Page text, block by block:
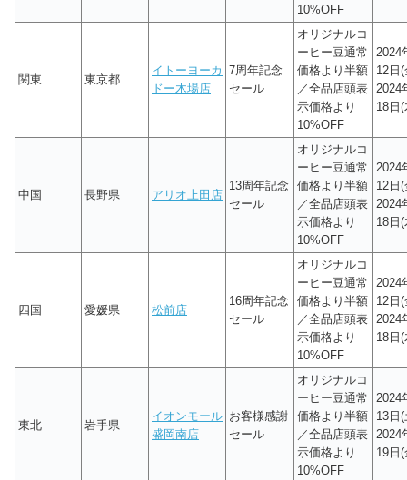
10%OFF
関東 東京都
イトーヨーカ
ドー木場店
7周年記念
セール
オリジナルコ
ーヒー豆通常
価格より半額
／全品店頭表
示価格より
10%OFF
2024
12日
2024
18日(
中国 長野県 アリオ上田店
13周年記念
セール
オリジナルコ
ーヒー豆通常
価格より半額
／全品店頭表
示価格より
10%OFF
2024
12日
2024
18日(
四国 愛媛県 松前店
16周年記念
セール
オリジナルコ
ーヒー豆通常
価格より半額
／全品店頭表
示価格より
10%OFF
2024
12日
2024
18日(
東北 岩手県
イオンモール
盛岡南店
お客様感謝
セール
オリジナルコ
ーヒー豆通常
価格より半額
／全品店頭表
示価格より
10%OFF
2024
13日
2024
19日(